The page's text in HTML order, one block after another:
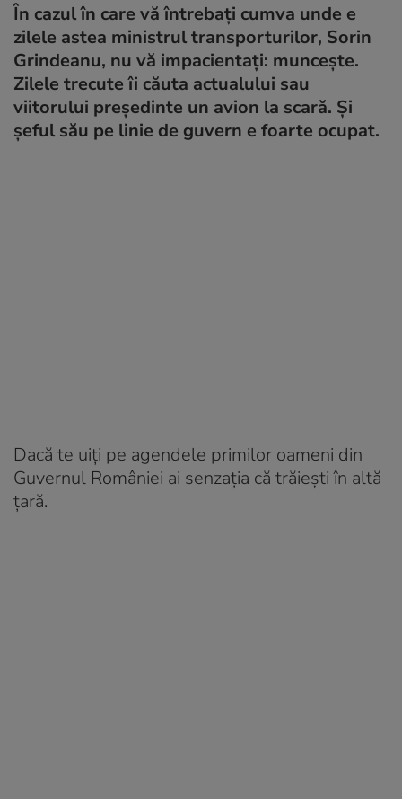
În cazul în care vă întrebați cumva unde e
zilele astea ministrul transporturilor, Sorin
Grindeanu, nu vă impacientați: muncește.
Zilele trecute îi căuta actualului sau
viitorului președinte un avion la scară. Și
șeful său pe linie de guvern e foarte ocupat.
Dacă te uiți pe agendele primilor oameni din
Guvernul României ai senzația că trăiești în altă
țară.